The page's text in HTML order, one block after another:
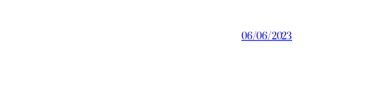
06/06/2023